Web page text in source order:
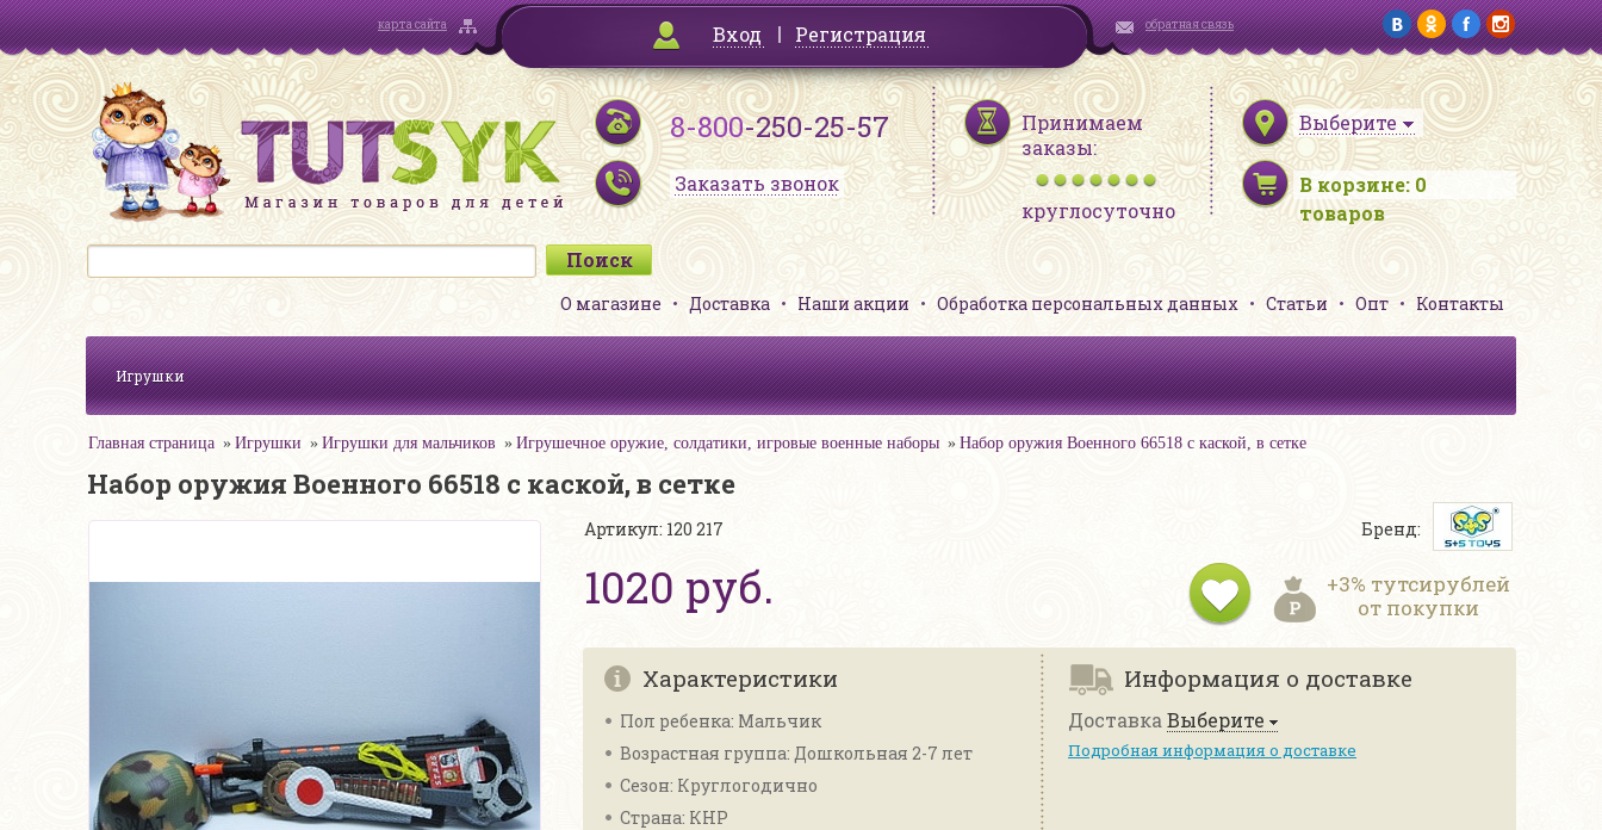
карта сайта Вход Регистрация обратная связь
8-800-250-25-57
Заказать звонок
Принимаем
заказы:
круглосуточно
Выберите
В корзине: 0
товаров
О магазине Доставка Наши акции Обработка персональных данных Статьи Опт Контакты
Игрушки
Главная страница Игрушки Игрушки для мальчиков Игрушечное оружие, солдатики, игровые военные наборы Набор оружия Военного 66518 с каской, в сетке
Набор оружия Военного 66518 с каской, в сетке
Артикул: 120 217
1020 руб.
Бренд:
+3% тутсирублей
от покупки
Характеристики
Пол ребенка: Мальчик
Возрастная группа: Дошкольная 2-7 лет
Сезон: Круглогодично
Страна: КНР
Информация о доставке
Доставка Выберите
Подробная информация о доставке